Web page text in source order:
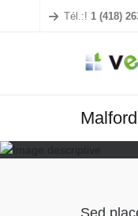
Tél.:! 1 (418)
Sed